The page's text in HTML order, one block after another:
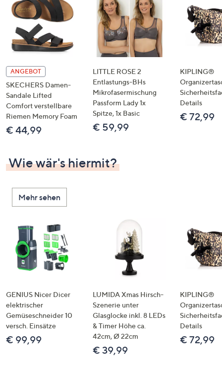
ANGEBOT
SKECHERS Damen-
Sandale Lifted
Comfort verstellbare
Riemen Memory Foam
€ 44,99
LITTLE ROSE 2
Entlastungs-BHs
Mikrofasermischung
Passform Lady 1x
Spitze, 1x Basic
€ 59,99
KIPLING®
Details
€ 72,99
Wie wär's hiermit?
Mehr sehen
GENIUS Nicer Dicer
elektrischer
Gemüseschneider 10
versch. Einsätze
€ 99,99
LUMIDA Xmas Hirsch-
Szenerie unter
Glasglocke inkl. 8 LEDs
& Timer Höhe ca.
42cm, Ø 22cm
€ 39,99
KIPLING®
Details
€ 72,99